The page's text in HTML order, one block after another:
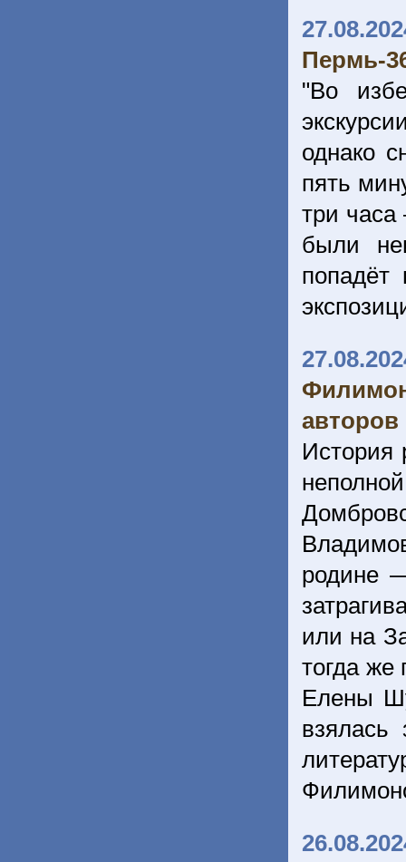
Пермь-
"Во
однако
пять
три часа
были
авторов
История
родине
или на
тогда же
Елены